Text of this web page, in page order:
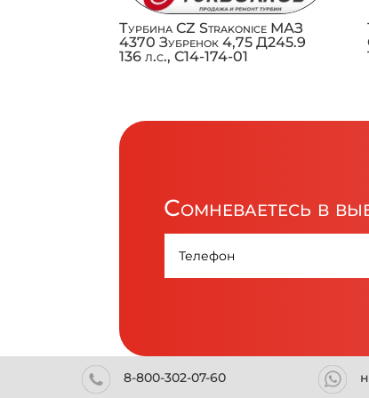
Турбина CZ Strakonice МАЗ
4370 Зубренок 4,75 Д245.9
136 л.с., C14-174-01
Сомневаетесь в
8-800-302-07-60